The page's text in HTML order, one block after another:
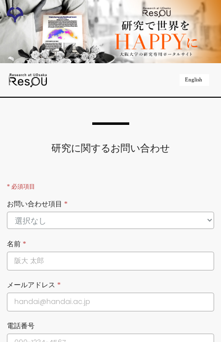
English
研究に関するお問い合わせ
* 必須項目
お問い合わせ項目 *
名前 *
メールアドレス *
電話番号